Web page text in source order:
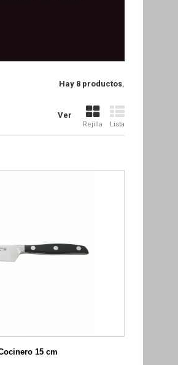
Hay 8 productos.
Ver
Rejilla Lista
15 cm